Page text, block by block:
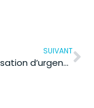
SUIVANT
Hospitalisation d’urgence en Alzheimer : action efficace pour apaiser la crise